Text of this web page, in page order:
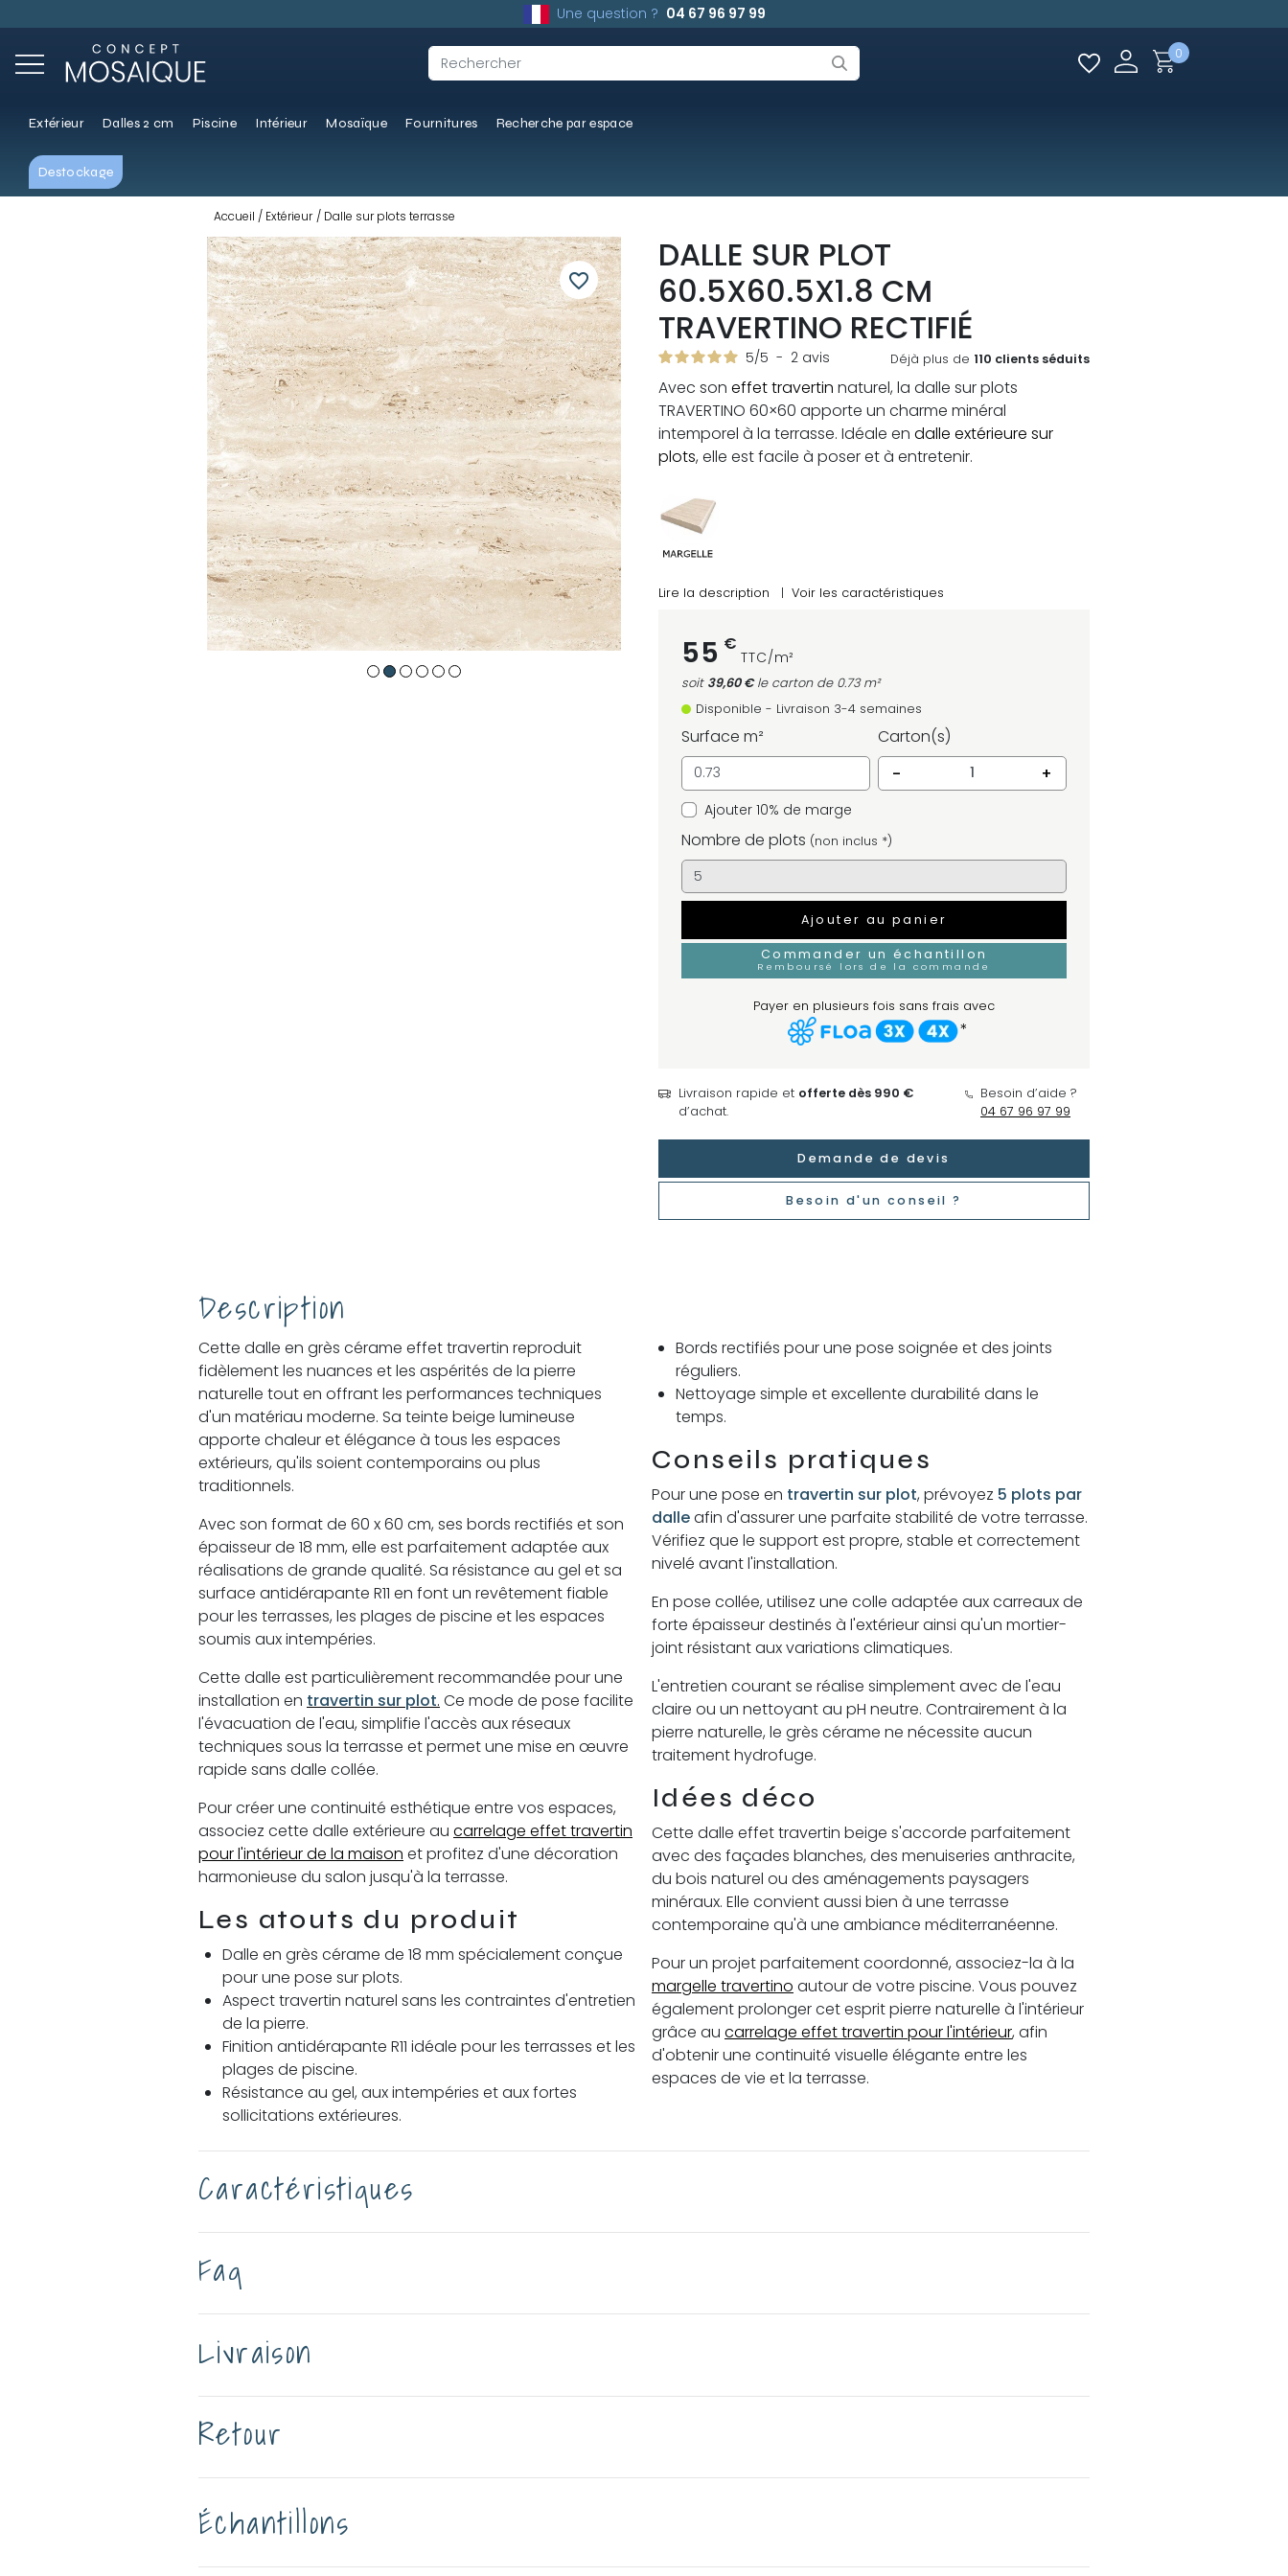
Une question ? 04 67 96 97 99
Extérieur Dalles 2 cm Piscine Intérieur Mosaïque Fournitures Recherche par espace
Destockage
0
Accueil Extérieur Dalle sur plots terrasse
favorite_border
DALLE SUR PLOT
60.5X60.5X1.8 CM
TRAVERTINO RECTIFIÉ
5/5 - 2 avis Déjà plus de 110 clients séduits
Avec son effet travertin naturel, la dalle sur plots
TRAVERTINO 60×60 apporte un charme minéral
intemporel à la terrasse. Idéale en dalle extérieure sur
plots, elle est facile à poser et à entretenir.
Lire la description | Voir les caractéristiques
55 €
TTC/m²
soit 39,60 €le carton de 0.73 m²
Disponible - Livraison 3-4 semaines
Surface m²
Carton(s)
-
+
Ajouter 10% de marge
Nombre de plots (non inclus *)
Ajouter au panier
Commander un échantillon
Remboursé lors de la commande
Payer en plusieurs fois sans frais avec
*
Livraison rapide et offerte dès 990 €
d’achat.
Besoin d’aide ?
04 67 96 97 99
Demande de devis
Besoin d'un conseil ?
Description
Cette dalle en grès cérame effet travertin reproduit
fidèlement les nuances et les aspérités de la pierre
naturelle tout en offrant les performances techniques
d'un matériau moderne. Sa teinte beige lumineuse
apporte chaleur et élégance à tous les espaces
extérieurs, qu'ils soient contemporains ou plus
traditionnels.
Avec son format de 60 x 60 cm, ses bords rectifiés et son
épaisseur de 18 mm, elle est parfaitement adaptée aux
réalisations de grande qualité. Sa résistance au gel et sa
surface antidérapante R11 en font un revêtement fiable
pour les terrasses, les plages de piscine et les espaces
soumis aux intempéries.
Cette dalle est particulièrement recommandée pour une
installation en travertin sur plot. Ce mode de pose facilite
l'évacuation de l'eau, simplifie l'accès aux réseaux
techniques sous la terrasse et permet une mise en œuvre
rapide sans dalle collée.
Pour créer une continuité esthétique entre vos espaces,
associez cette dalle extérieure au carrelage effet travertin
pour l'intérieur de la maison et profitez d'une décoration
harmonieuse du salon jusqu'à la terrasse.
Les atouts du produit
Dalle en grès cérame de 18 mm spécialement conçue
pour une pose sur plots.
Aspect travertin naturel sans les contraintes d'entretien
de la pierre.
Finition antidérapante R11 idéale pour les terrasses et les
plages de piscine.
Résistance au gel, aux intempéries et aux fortes
sollicitations extérieures.
Bords rectifiés pour une pose soignée et des joints
réguliers.
Nettoyage simple et excellente durabilité dans le
temps.
Conseils pratiques
Pour une pose en travertin sur plot, prévoyez 5 plots par
dalleafin d'assurer une parfaite stabilité de votre terrasse.
Vérifiez que le support est propre, stable et correctement
nivelé avant l'installation.
En pose collée, utilisez une colle adaptée aux carreaux de
forte épaisseur destinés à l'extérieur ainsi qu'un mortier-
joint résistant aux variations climatiques.
L'entretien courant se réalise simplement avec de l'eau
claire ou un nettoyant au pH neutre. Contrairement à la
pierre naturelle, le grès cérame ne nécessite aucun
traitement hydrofuge.
Idées déco
Cette dalle effet travertin beige s'accorde parfaitement
avec des façades blanches, des menuiseries anthracite,
du bois naturel ou des aménagements paysagers
minéraux. Elle convient aussi bien à une terrasse
contemporaine qu'à une ambiance méditerranéenne.
Pour un projet parfaitement coordonné, associez-la à la
margelle travertino autour de votre piscine. Vous pouvez
également prolonger cet esprit pierre naturelle à l'intérieur
grâce au carrelage effet travertin pour l'intérieur, afin
d'obtenir une continuité visuelle élégante entre les
espaces de vie et la terrasse.
Caractéristiques
Faq
Livraison
Retour
Échantillons